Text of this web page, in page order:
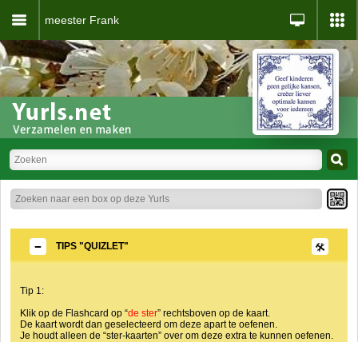
meester Frank
TIPS "QUIZLET"
Tip 1:
Klik op de Flashcard op “de ster” rechtsboven op de kaart.
De kaart wordt dan geselecteerd om deze apart te oefenen.
Je houdt alleen de “ster-kaarten” over om deze extra te kunnen oefenen.